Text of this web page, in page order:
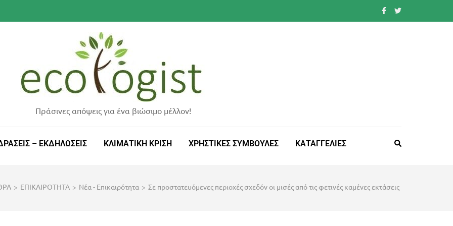
Πράσινες απόψεις για ένα βιώσιμο μέλλον!
– ΕΚΔΗΛΩΣΕΙΣ ΚΛΙΜΑΤΙΚΗ ΚΡΙΣΗ ΧΡΗΣΤΙΚΕΣ ΣΥΜΒΟΥΛΕΣ ΚΑΤΑΓΓΕΛΙΕΣ
> ΕΠΙΚΑΙΡΟΤΗΤΑ > Νέα - Επικαιρότητα > Σε προστατευόμενες περιοχές σχεδόν οι μισές από τις φετινές καμένες εκτάσεις